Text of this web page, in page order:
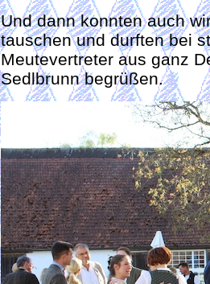
Und dann konnten auch
tauschen und durften bei
Meutevertreter aus ganz
Sedlbrunn begrüßen.